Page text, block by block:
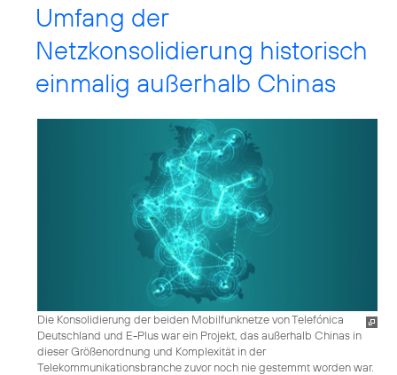
Umfang der
Netzkonsolidierung historisch
einmalig außerhalb Chinas
Die Konsolidierung der beiden Mobilfunknetze von Telefónica
Deutschland und E-Plus war ein Projekt, das außerhalb Chinas in
dieser Größenordnung und Komplexität in der
Telekommunikationsbranche zuvor noch nie gestemmt worden war.